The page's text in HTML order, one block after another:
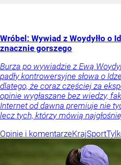
Wróbel: Wywiad z Woydyłło o
znacznie gorszego
Burza po wywiadzie z Ewą
padły kontrowersyjne słowa o
dlatego, że coraz częściej za
opinie wygłaszane bez wiedzy,
Internet od dawna premiuje nie
lecz tych, którzy mówią
Opinie i komentarzeKrajSport